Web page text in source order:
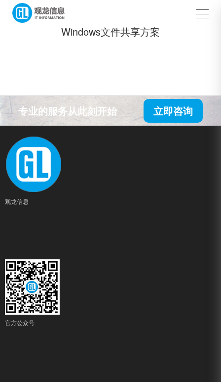
Windows文件共享方案
专业的服务从此刻开始 立即咨询
观龙信息
官方公众号